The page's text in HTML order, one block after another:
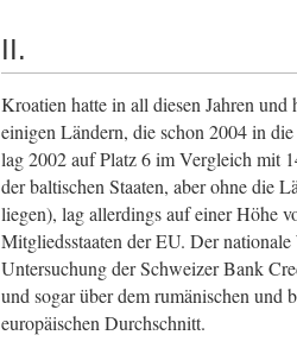
II.
Kroatien hatte in all diesen Jahren
einigen Ländern, die schon 2004 in
lag 2002 auf Platz 6 im Vergleich mit
der baltischen Staaten, aber ohne die
liegen), lag allerdings auf einer Höhe
Mitgliedsstaaten der EU. Der
Untersuchung der Schweizer Bank
und sogar über dem rumänischen und
europäischen Durchschnitt.